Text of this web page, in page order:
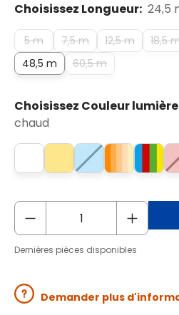
Choisissez Longueur: 24,5
5 m 7,5 m 12,5 m 18,5
48,5 m
60,5 m
Choisissez Couleur
chaud
Dernières pièces disponibles
Demander plus